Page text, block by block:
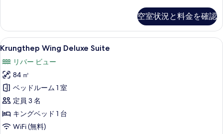
ン
グ
ベ
ッ
ド
台
の
レ
ミ
ア
ー
ム
キ
ン
グ
ベ
ッ
ド
空室状況と料金を確認
Krungthep
Wing
Deluxe
Suite
の
す
べ
て
Krungthep Wing Deluxe Suite | ミニ
9
Krungthep Wing Deluxe Suite
リバー ビュー
84 ㎡
ベッドルーム 1 室
定員 3 名
キングベッド 1 台
WiFi (無料)